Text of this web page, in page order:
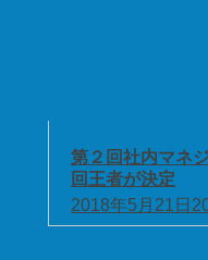
第２回社内マネ
回王者が決定
2018年5月21日